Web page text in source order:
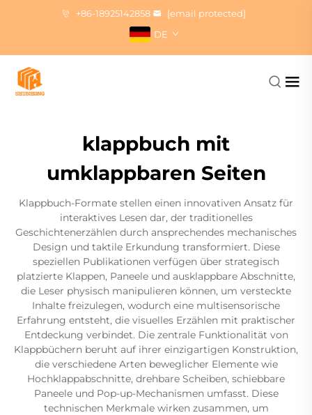
+86-18925142858
[email protected]
DE
klappbuch mit
umklappbaren Seiten
Klappbuch-Formate stellen einen innovativen Ansatz für
interaktives Lesen dar, der traditionelles
Geschichtenerzählen durch ansprechendes mechanisches
Design und taktile Erkundung transformiert. Diese
speziellen Publikationen verfügen über strategisch
platzierte Klappen, Paneele und ausklappbare Abschnitte,
die Leser physisch manipulieren können, um versteckte
Inhalte freizulegen, wodurch eine multisensorische
Erfahrung entsteht, die visuelles Erzählen mit praktischer
Entdeckung verbindet. Die zentrale Funktionalität von
Klappbüchern beruht auf ihrer einzigartigen Konstruktion,
die verschiedene Arten beweglicher Elemente wie
Hochklappabschnitte, drehbare Scheiben, schiebbare
Paneele und Pop-up-Mechanismen umfasst. Diese
technischen Merkmale wirken zusammen, um